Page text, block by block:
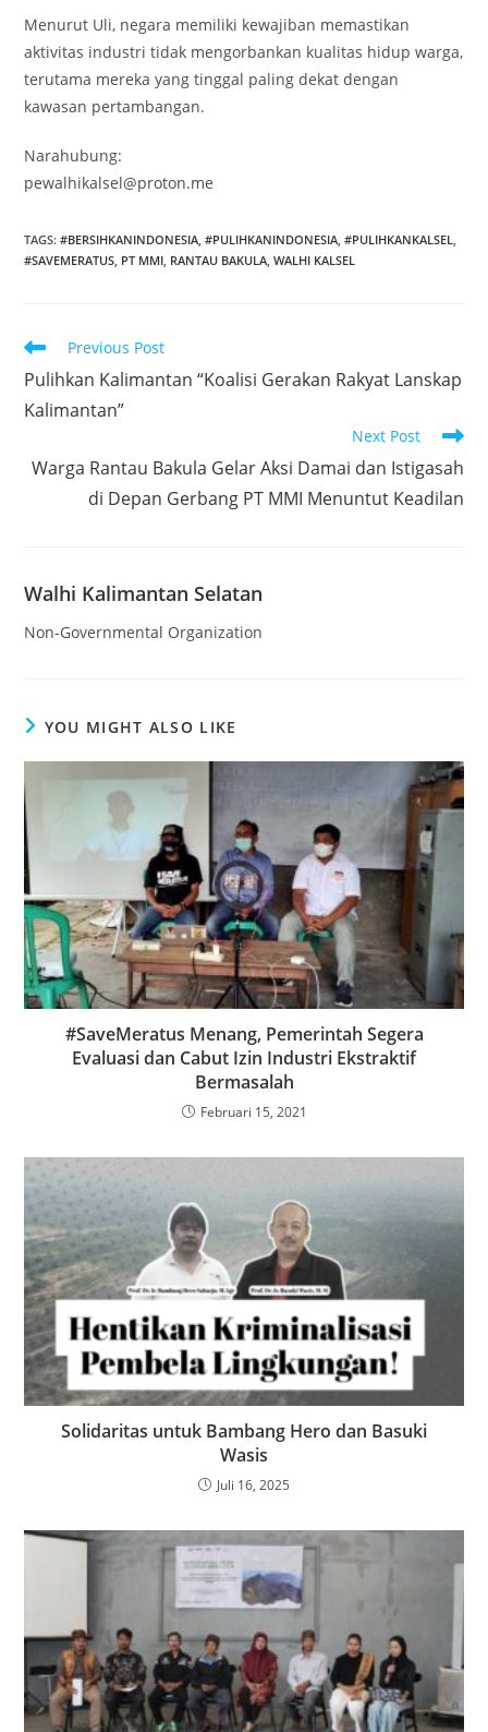
Menurut Uli, negara memiliki kewajiban memastikan
aktivitas industri tidak mengorbankan kualitas hidup warga,
terutama mereka yang tinggal paling dekat dengan
kawasan pertambangan.
Narahubung:
pewalhikalsel@proton.me
TAGS:#BERSIHKANINDONESIA, #PULIHKANINDONESIA, #PULIHKANKALSEL,
#SAVEMERATUS, PT MMI, RANTAU BAKULA, WALHI KALSEL
Read
more
articles
Previous Post
Pulihkan Kalimantan “Koalisi Gerakan Rakyat Lanskap
Kalimantan”
Next Post
Warga Rantau Bakula Gelar Aksi Damai dan Istigasah
di Depan Gerbang PT MMI Menuntut Keadilan
Walhi Kalimantan Selatan
Non-Governmental Organization
YOU MIGHT ALSO LIKE
#SaveMeratus Menang, Pemerintah Segera
Evaluasi dan Cabut Izin Industri Ekstraktif
Bermasalah
Februari 15, 2021
Solidaritas untuk Bambang Hero dan Basuki
Wasis
Juli 16, 2025